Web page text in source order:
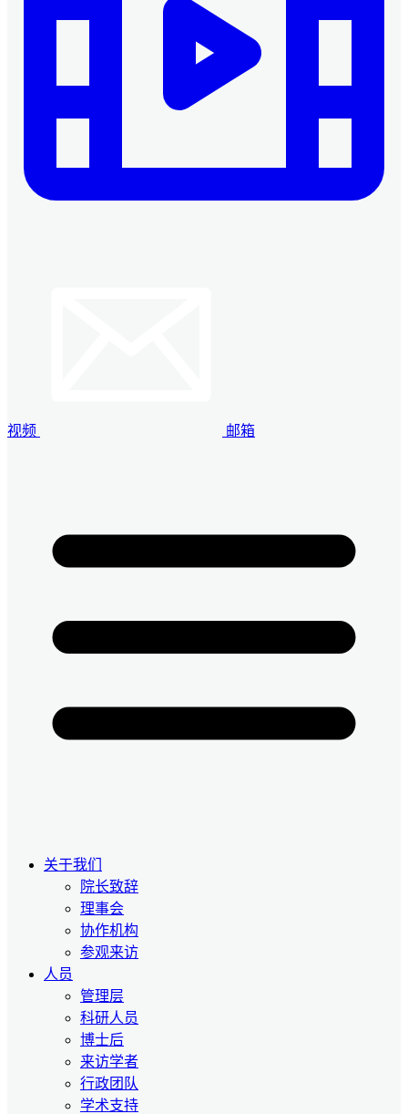
视频 邮箱
关于我们
院长致辞
理事会
协作机构
参观来访
人员
管理层
科研人员
博士后
来访学者
行政团队
学术支持